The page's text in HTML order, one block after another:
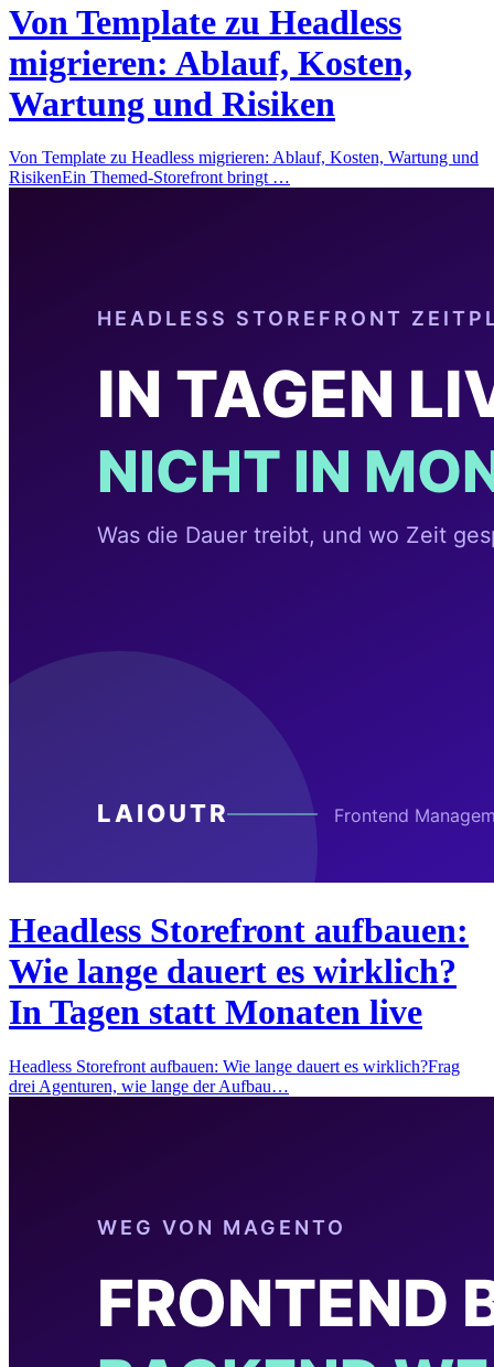
Von Template zu Headless
migrieren: Ablauf, Kosten,
Wartung und Risiken
Von Template zu Headless migrieren: Ablauf, Kosten, Wartung und
RisikenEin Themed-Storefront bringt …
Headless Storefront aufbauen:
Wie lange dauert es wirklich?
In Tagen statt Monaten live
Headless Storefront aufbauen: Wie lange dauert es wirklich?Frag
drei Agenturen, wie lange der Aufbau…